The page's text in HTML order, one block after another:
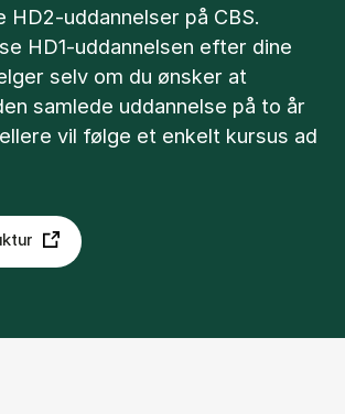
HD2-uddannelser på CBS.
HD1-uddannelsen efter dine
selv om du ønsker at
samlede uddannelse på to år
vil følge et enkelt kursus ad